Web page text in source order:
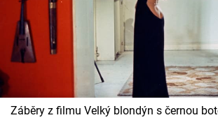
Přihlášení
Sledujte nás
Záběry z filmu Velký blondýn s černou